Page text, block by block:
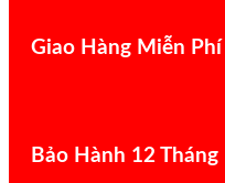
Giao Hàng Miễn
Bảo Hành 12 Tháng